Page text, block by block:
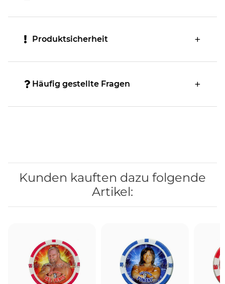
Produktsicherheit
Häufig gestellte Fragen
Kunden kauften dazu folgende
Artikel: